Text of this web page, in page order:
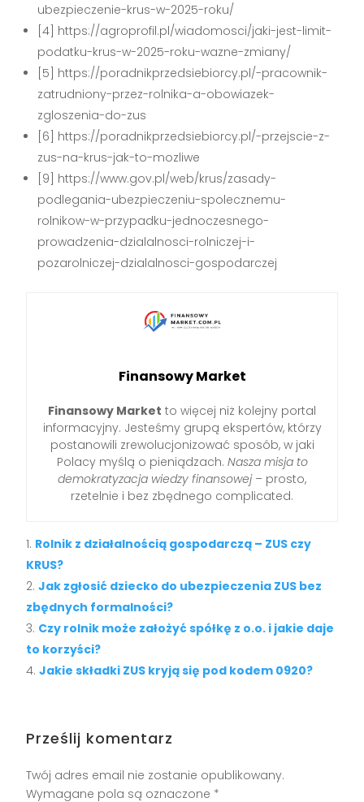
ubezpieczenie-krus-w-2025-roku/
[4] https://agroprofil.pl/wiadomosci/jaki-jest-limit-
podatku-krus-w-2025-roku-wazne-zmiany/
[5] https://poradnikprzedsiebiorcy.pl/-pracownik-
zatrudniony-przez-rolnika-a-obowiazek-
zgloszenia-do-zus
[6] https://poradnikprzedsiebiorcy.pl/-przejscie-z-
zus-na-krus-jak-to-mozliwe
[9] https://www.gov.pl/web/krus/zasady-
podlegania-ubezpieczeniu-spolecznemu-
rolnikow-w-przypadku-jednoczesnego-
prowadzenia-dzialalnosci-rolniczej-i-
pozarolniczej-dzialalnosci-gospodarczej
Finansowy Market
Finansowy Market to więcej niż kolejny portal
informacyjny. Jesteśmy grupą ekspertów, którzy
postanowili zrewolucjonizować sposób, w jaki
Polacy myślą o pieniądzach. Nasza misja to
demokratyzacja wiedzy finansowej– prosto,
rzetelnie i bez zbędnego complicated.
Rolnik z działalnością gospodarczą – ZUS czy
KRUS?
Jak zgłosić dziecko do ubezpieczenia ZUS bez
zbędnych formalności?
Czy rolnik może założyć spółkę z o.o. i jakie daje
to korzyści?
Jakie składki ZUS kryją się pod kodem 0920?
Prześlij komentarz
Twój adres email nie zostanie opublikowany.
Wymagane pola są oznaczone *